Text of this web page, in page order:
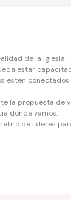
de la iglesia.
estar
esten
la propuesta de
donde vamos.
de lideres